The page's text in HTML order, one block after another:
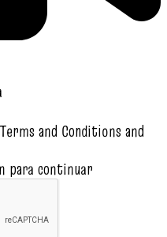
and Conditions and
para continuar